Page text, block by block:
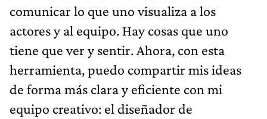
comunicar lo que uno visualiza a los
actores y al equipo. Hay cosas que uno
tiene que ver y sentir. Ahora, con esta
herramienta, puedo compartir mis ideas
de forma más clara y eficiente con mi
equipo creativo: el diseñador de